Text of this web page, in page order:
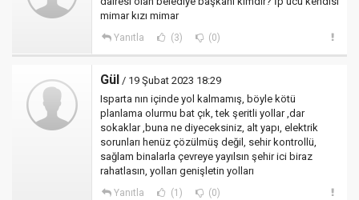
mimar kızı mimar
Yanıtla (3) (0)
Gül / 19 Şubat 2023 18:29
Isparta nın içinde yol kalmamış, böyle kötü
planlama olurmu bat çık, tek şeritli yollar ,dar
sokaklar ,buna ne diyeceksiniz, alt yapı, elektrik
sorunları henüz çözülmüş değil, sehir kontrollü,
sağlam binalarla çevreye yayılsın şehir ici biraz
rahatlasın, yolları genişletin yolları
Yanıtla (1) (0)